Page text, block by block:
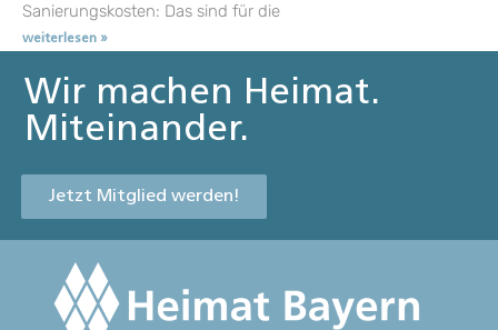
Sanierungskosten: Das sind für die
weiterlesen »
Wir machen Heimat.
Miteinander.
Jetzt Mitglied werden!